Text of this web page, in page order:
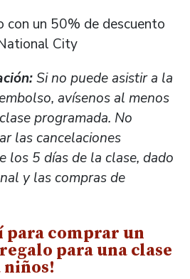
con un 50% de descuento
City
Si no puede asistir a la
avísenos al menos
programada. No
las cancelaciones
los 5 días de la clase, dado
y las compras de
para comprar un
para una clase
niños!